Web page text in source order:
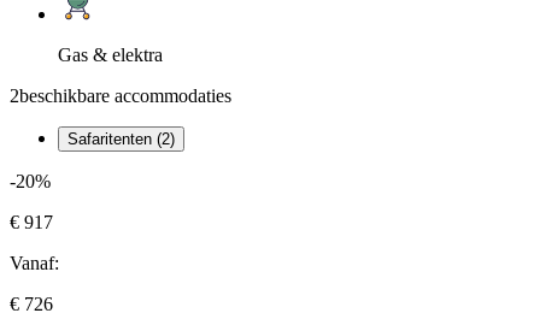
Gas & elektra
2beschikbare accommodaties
Safaritenten (2)
-20%
€ 917
Vanaf:
€ 726